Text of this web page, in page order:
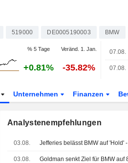
519000 DE0005190003 BMW
% 5 Tage Veränd. 1. Jan.
+0.81% -35.82%
07.08.
07.08.
Unternehmen Finanzen
Analystenempfehlungen
03.08. Jefferies belässt BMW auf 'Hold'
03.08. Goldman senkt Ziel für BMW auf